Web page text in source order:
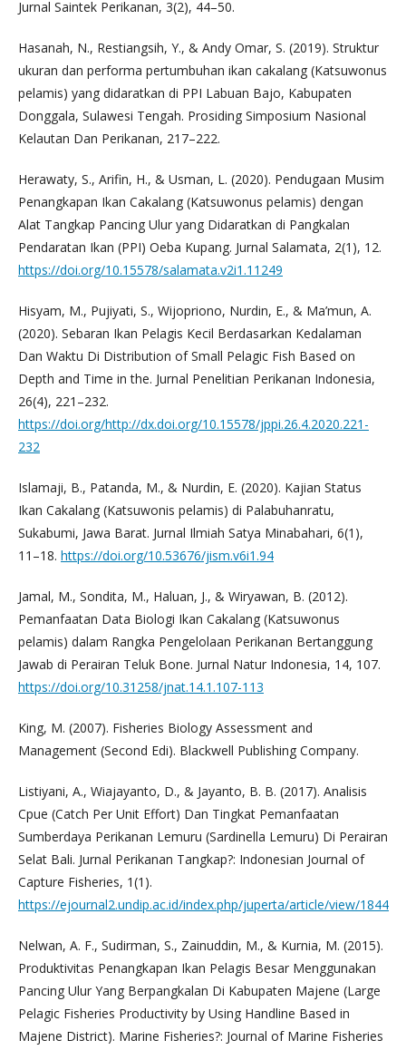
Jurnal Saintek Perikanan, 3(2), 44–50.
Hasanah, N., Restiangsih, Y., & Andy Omar, S. (2019). Struktur
ukuran dan performa pertumbuhan ikan cakalang (Katsuwonus
pelamis) yang didaratkan di PPI Labuan Bajo, Kabupaten
Donggala, Sulawesi Tengah. Prosiding Simposium Nasional
Kelautan Dan Perikanan, 217–222.
Herawaty, S., Arifin, H., & Usman, L. (2020). Pendugaan Musim
Penangkapan Ikan Cakalang (Katsuwonus pelamis) dengan
Alat Tangkap Pancing Ulur yang Didaratkan di Pangkalan
Pendaratan Ikan (PPI) Oeba Kupang. Jurnal Salamata, 2(1), 12.
https://doi.org/10.15578/salamata.v2i1.11249
Hisyam, M., Pujiyati, S., Wijopriono, Nurdin, E., & Ma’mun, A.
(2020). Sebaran Ikan Pelagis Kecil Berdasarkan Kedalaman
Dan Waktu Di Distribution of Small Pelagic Fish Based on
Depth and Time in the. Jurnal Penelitian Perikanan Indonesia,
26(4), 221–232.
https://doi.org/http://dx.doi.org/10.15578/jppi.26.4.2020.221-
232
Islamaji, B., Patanda, M., & Nurdin, E. (2020). Kajian Status
Ikan Cakalang (Katsuwonis pelamis) di Palabuhanratu,
Sukabumi, Jawa Barat. Jurnal Ilmiah Satya Minabahari, 6(1),
11–18. https://doi.org/10.53676/jism.v6i1.94
Jamal, M., Sondita, M., Haluan, J., & Wiryawan, B. (2012).
Pemanfaatan Data Biologi Ikan Cakalang (Katsuwonus
pelamis) dalam Rangka Pengelolaan Perikanan Bertanggung
Jawab di Perairan Teluk Bone. Jurnal Natur Indonesia, 14, 107.
https://doi.org/10.31258/jnat.14.1.107-113
King, M. (2007). Fisheries Biology Assessment and
Management (Second Edi). Blackwell Publishing Company.
Listiyani, A., Wiajayanto, D., & Jayanto, B. B. (2017). Analisis
Cpue (Catch Per Unit Effort) Dan Tingkat Pemanfaatan
Sumberdaya Perikanan Lemuru (Sardinella Lemuru) Di Perairan
Selat Bali. Jurnal Perikanan Tangkap?: Indonesian Journal of
Capture Fisheries, 1(1).
https://ejournal2.undip.ac.id/index.php/juperta/article/view/1844
Nelwan, A. F., Sudirman, S., Zainuddin, M., & Kurnia, M. (2015).
Produktivitas Penangkapan Ikan Pelagis Besar Menggunakan
Pancing Ulur Yang Berpangkalan Di Kabupaten Majene (Large
Pelagic Fisheries Productivity by Using Handline Based in
Majene District). Marine Fisheries?: Journal of Marine Fisheries